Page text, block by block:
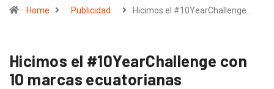
Home Publicidad Hicimos el #10YearChallenge…
Hicimos el #10YearChallenge con
10 marcas ecuatorianas